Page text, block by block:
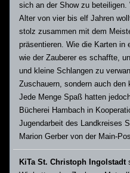
sich an der Show zu
Alter von vier bis elf Jahren
stolz zusammen mit dem
präsentieren. Wie die Karten in
wie der Zauberer es schaffte,
und kleine Schlangen zu
Zuschauern, sondern auch den
Jede Menge Spaß hatten
Bücherei Hambach in
Jugendarbeit des Landkreises
Marion Gerber von der Main-
KiTa St. Christoph Ingolstadt